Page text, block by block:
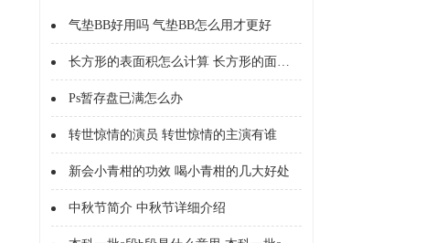
气垫BB好用吗 气垫BB怎么用才更好
长方形的表面积怎么计算 长方形的面积怎么计算的
Ps暂存盘已满怎么办
转世惊情的演员 转世惊情的主演有谁
新会小青柑的功效 喝小青柑的几大好处
中秋节简介 中秋节详细介绍